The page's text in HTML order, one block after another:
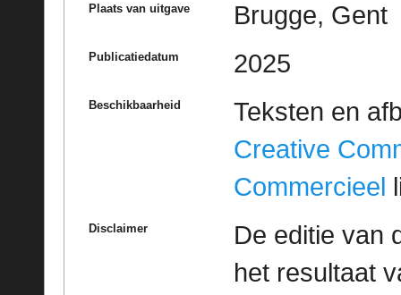
Plaats van uitgave Brugge, Gent
Publicatiedatum 2025
Beschikbaarheid
Teksten en
Creative
Commercieel
Disclaimer
De editie van
het resultaat